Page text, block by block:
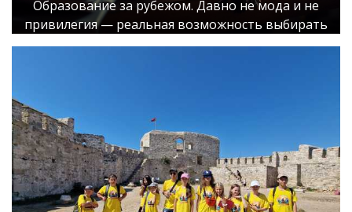
Образование за рубежом. Давно не мода и не
привилегия — реальная возможность выбирать